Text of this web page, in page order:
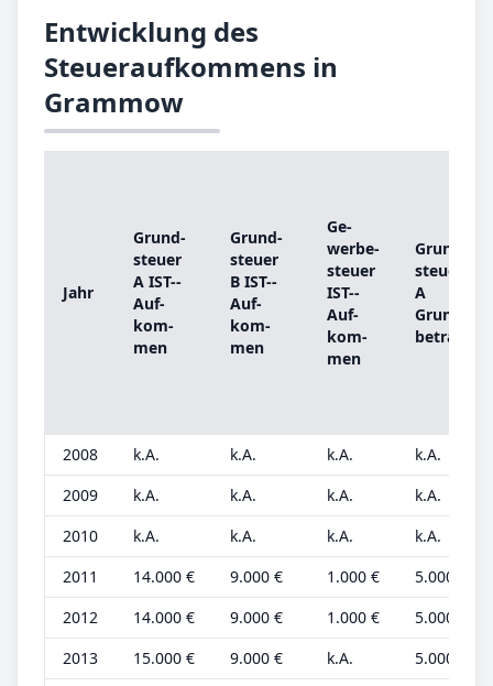
Entwicklung des
Steueraufkommens in
Grammow
Jahr
Grund­
steu­er
A IST-­
Auf­
kom­
men
Grund­
steu­er
B IST-­
Auf­
kom­
men
Ge­
wer­be­
steu­er
IST-­
Auf­
kom­
men
Grund­
steu­er
A
Grund­
be­trag
2008 k.A. k.A. k.A.
k.A.
2009
k.A. k.A. k.A.
k.A.
2010
k.A. k.A. k.A.
k.A.
2011
14.000 € 9.000 € 1.000 €
5.000 €
2012
14.000 € 9.000 € 1.000 €
5.000 €
2013
15.000 € 9.000 € k.A.
5.000 €